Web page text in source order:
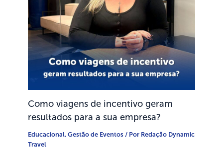
Como viagens de incentivo geram
resultados para a sua empresa?
Educacional,Gestão de Eventos / Por Redação Dynamic
Travel